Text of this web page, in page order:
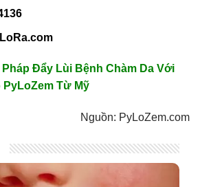
Pháp Đẩy Lùi Bệnh Chàm Da Với
Từ Mỹ
Nguồn: PyLoZem.com